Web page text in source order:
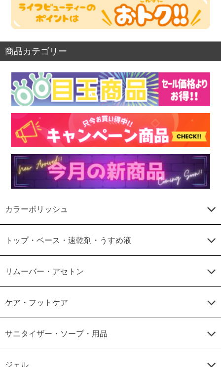
商品カテゴリー
カラーポリッシュ
トップ・ベース・速乾剤・うすめ液
リムーバー・アセトン
ケア・フットケア
サニタイザー・ソープ・用品
ジェル